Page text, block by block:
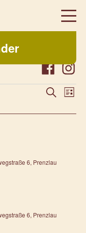
Facebook
und
SucheListe
6, Prenzlau
6, Prenzlau